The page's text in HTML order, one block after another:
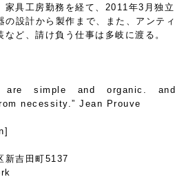
家具工房勤務を経て、2011年3月独立
の設計から製作まで、また、アンティ
など、請け負う仕事は多岐に渡る。
are simple and organic. and
necessity.” Jean Prouve
新吉田町5137